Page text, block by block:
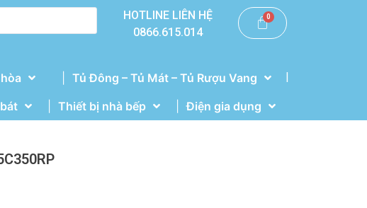
HOTLINE LIÊN HỆ
0866.615.014
Tủ Đông – Tủ Mát – Tủ Rượu Vang
Thiết bị nhà bếp Điện gia dụng
|